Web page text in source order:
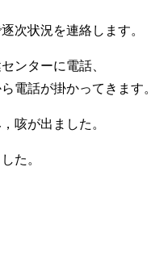
次状況を連絡します。
ンターに電話、
電話が掛かってきます。
咳が出ました。
た。